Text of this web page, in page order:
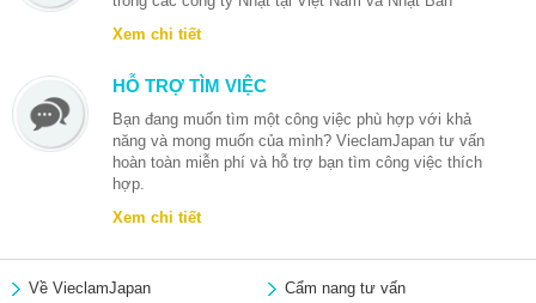
Xem chi tiết
HỖ TRỢ TÌM VIỆC
Bạn đang muốn tìm một công việc phù hợp với khả
năng và mong muốn của mình? VieclamJapan tư vấn
hoàn toàn miễn phí và hỗ trợ bạn tìm công việc thích
hợp.
Xem chi tiết
Về VieclamJapan
Cẩm nang tư vấn